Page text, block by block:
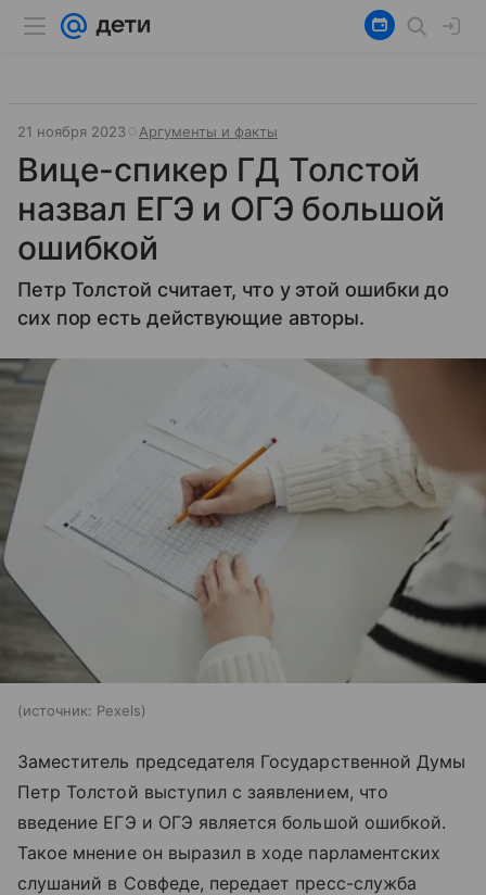
21 ноября 2023 Аргументы и факты
Вице-спикер ГД Толстой
назвал ЕГЭ и ОГЭ большой
ошибкой
Петр Толстой считает, что у этой ошибки до
сих пор есть действующие авторы.
источник: Pexels
Заместитель председателя Государственной Думы
Петр Толстой выступил с заявлением, что
введение ЕГЭ и ОГЭ является большой ошибкой.
Такое мнение он выразил в ходе парламентских
слушаний в Совфеде, передает пресс-служба